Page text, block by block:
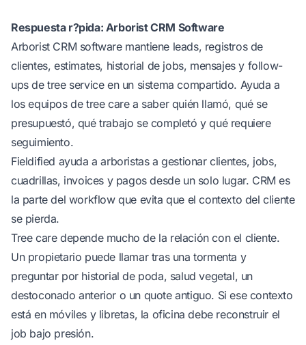
Respuesta r?pida: Arborist CRM Software
Arborist CRM software mantiene leads, registros de
clientes, estimates, historial de jobs, mensajes y follow-
ups de tree service en un sistema compartido. Ayuda a
los equipos de tree care a saber quién llamó, qué se
presupuestó, qué trabajo se completó y qué requiere
seguimiento.
Fieldified ayuda a arboristas a gestionar clientes, jobs,
cuadrillas, invoices y pagos desde un solo lugar. CRM es
la parte del workflow que evita que el contexto del cliente
se pierda.
Tree care depende mucho de la relación con el cliente.
Un propietario puede llamar tras una tormenta y
preguntar por historial de poda, salud vegetal, un
destoconado anterior o un quote antiguo. Si ese contexto
está en móviles y libretas, la oficina debe reconstruir el
job bajo presión.